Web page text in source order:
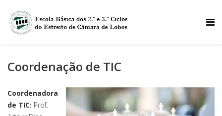
Coordenação de TIC
Coordenadora
de TIC: Prof.